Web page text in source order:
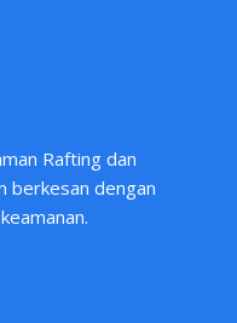
Rafting dan
berkesan dengan